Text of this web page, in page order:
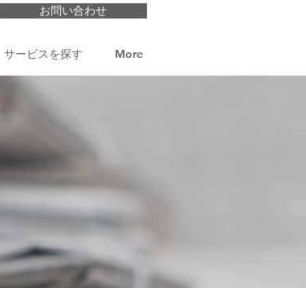
お問い合わせ
サービスを探す More